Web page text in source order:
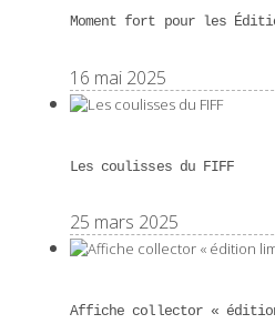
Moment fort pour les
16 mai 2025
Les coulisses du FIFF
25 mars 2025
Affiche collector «